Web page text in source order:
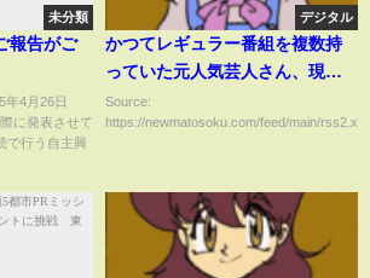
未分類
報告がご
年4月26日
に発表させて
で行う自主興
デジタル
かつてレギュラー番組を複数持
っていた元人気芸人さん、現在
の収入事情を打ち明ける・・・
Source:
https://newmatosoku.com/feed/main/